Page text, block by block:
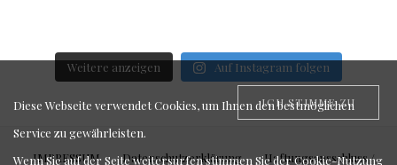
Weitere anzeigen Auf Instagram folgen
IMPRESSUM Datenschutzerklärung Haftungsausschluss /
ICH STIMME ZU
Diese Webseite verwendet Cookies, um Ihnen den bestmöglichen
Service zu gewährleisten.
Wenn Sie auf der Seite weitersurfen stimmen Sie der Cookie-Nutzung